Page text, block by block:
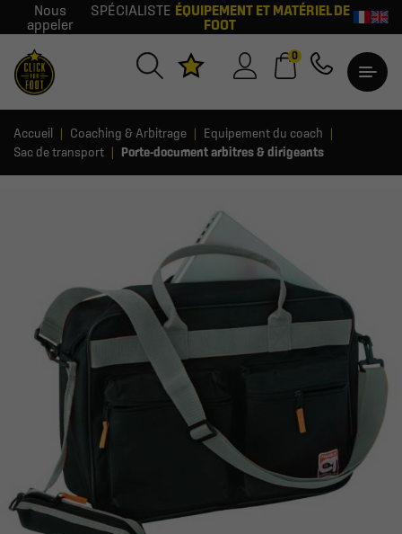
Nous
appeler
SPÉCIALISTE ÉQUIPEMENT ET MATÉRIEL DE
FOOT
0
Accueil Coaching & Arbitrage
Equipement du coach
Sac de transport
Porte-document arbitres & dirigeants